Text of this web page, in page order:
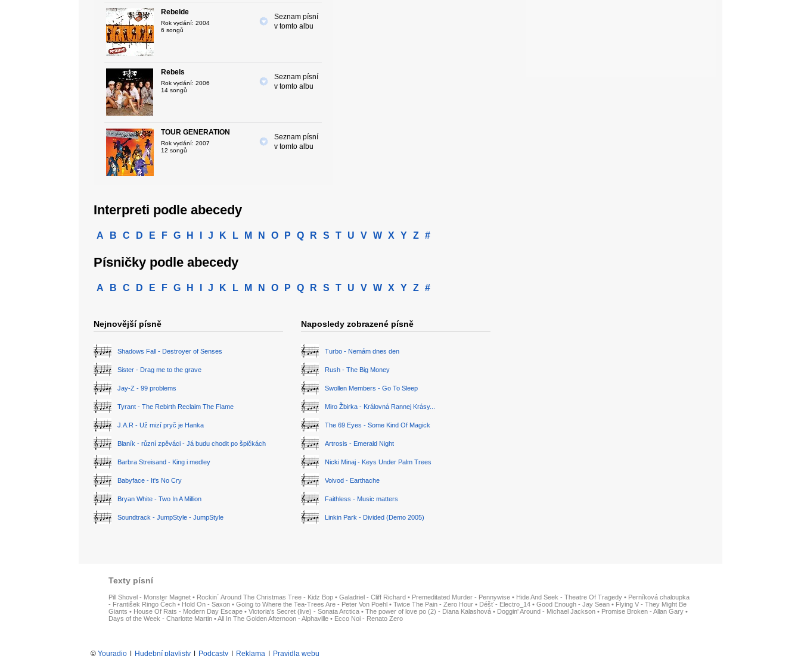
Rebelde
Rok vydání: 2004
6 songů
Seznam písní
v tomto albu
Rebels
Rok vydání: 2006
14 songů
Seznam písní
v tomto albu
TOUR GENERATION
Rok vydání: 2007
12 songů
Seznam písní
v tomto albu
Interpreti podle abecedy
A B C D E F G H J K L M N O P Q R S T U V W X Y Z #
Písničky podle abecedy
A B C D E F G H J K L M N O P Q R S T U V W X Y Z #
Nejnovější písně
Shadows Fall - Destroyer of Senses
Sister - Drag me to the grave
Jay-Z - 99 problems
Tyrant - The Rebirth Reclaim The Flame
J.A.R - Už mizí pryč je Hanka
Blaník - různí zpěváci - Já budu chodit po špičkách
Barbra Streisand - King i medley
Babyface - It's No Cry
Bryan White - Two In A Million
Soundtrack - JumpStyle - JumpStyle
Naposledy zobrazené písně
Turbo - Nemám dnes den
Rush - The Big Money
Swollen Members - Go To Sleep
Miro Žbirka - Královná Rannej Krásy...
The 69 Eyes - Some Kind Of Magick
Artrosis - Emerald Night
Nicki Minaj - Keys Under Palm Trees
Voivod - Earthache
Faithless - Music matters
Linkin Park - Divided (Demo 2005)
Texty písní
Pill Shovel - Monster Magnet • Rockin´ Around The Christmas Tree - Kidz Bop • Galadriel - Cliff Richard • Premeditated Murder - Pennywise • Hide And Seek - Theatre Of Tragedy • Perníková chaloupka
- František Ringo Čech • Hold On - Saxon • Going to Where the Tea-Trees Are - Peter Von Poehl • Twice The Pain - Zero Hour • Déšť - Electro_14 • Good Enough - Jay Sean • Flying V - They Might Be
Giants • House Of Rats - Modern Day Escape • Victoria's Secret (live) - Sonata Arctica • The power of love po (2) - Diana Kalashová • Doggin' Around - Michael Jackson • Promise Broken - Allan Gary •
Days of the Week - Charlotte Martin •All In The Golden Afternoon - Alphaville • Ecco Noi - Renato Zero
© Youradio Hudební playlisty Podcasty Reklama Pravidla webu